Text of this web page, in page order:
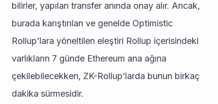
bilirler, yapılan transfer anında onay alır. Ancak,
burada karıştırılan ve genelde Optimistic
Rollup’lara yöneltilen eleştiri Rollup içerisindeki
varlıkların 7 günde Ethereum ana ağına
çekilebilecekken, ZK-Rollup’larda bunun birkaç
dakika sürmesidir.